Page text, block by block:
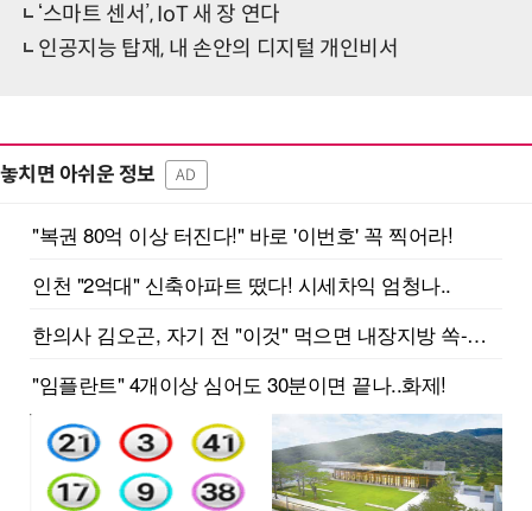
‘스마트 센서’, IoT 새 장 연다
인공지능 탑재, 내 손안의 디지털 개인비서
놓치면 아쉬운 정보 AD